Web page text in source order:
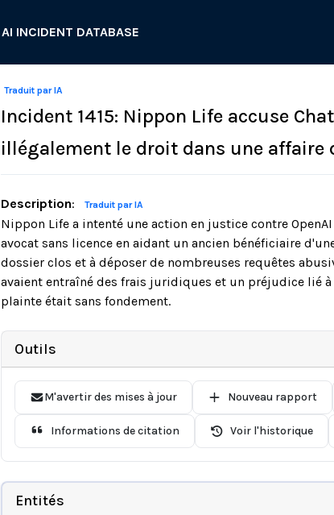
AI INCIDENT DATABASE
Traduit par IA
Incident 1415: Nippon Life accuse
illégalement le droit dans une
Description: Traduit par IA
Nippon Life a intenté une action en justice contre
avocat sans licence en aidant un ancien bénéficiaire
dossier clos et à déposer de nombreuses requêtes
avaient entraîné des frais juridiques et un préjudice lié
plainte était sans fondement.
Outils
M'avertir des mises à jour Nouveau rapport
Informations de citation Voir l'historique
Entités